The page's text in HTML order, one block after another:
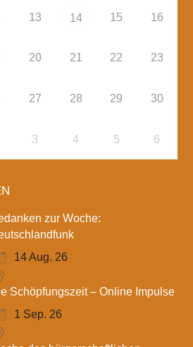
13 14 15 16
20 21 22 23
27 28 29 30
3 4 5 6
zur Woche:
14 Aug. 26
Schöpfungszeit – Online Impulse
1 Sep. 26